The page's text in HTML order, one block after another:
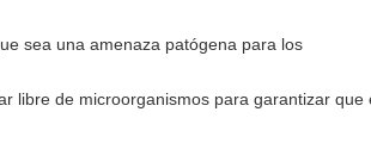
sea una amenaza patógena para los
libre de microorganismos para garantizar que